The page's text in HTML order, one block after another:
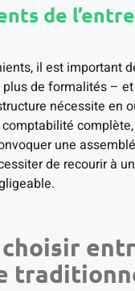
de
il est important
de formalités –
nécessite en
une
de recourir à
choisir